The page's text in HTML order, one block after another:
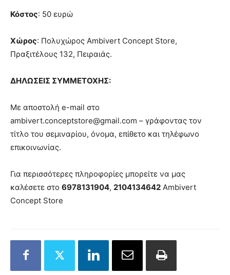
Κόστος: 50 ευρώ
Χώρος: Πολυχώρος Ambivert Concept Store,
Πραξιτέλους 132, Πειραιάς.
ΔΗΛΩΣΕΙΣ ΣΥΜΜΕΤΟΧΗΣ:
Με αποστολή e-mail στο
ambivert.conceptstore@gmail.com – γράφοντας τον
τίτλο του σεμιναρίου, όνομα, επίθετο και τηλέφωνο
επικοινωνίας.
Για περισσότερες πληροφορίες μπορείτε να μας
καλέσετε στο 6978131904, 2104134642 Ambivert
Concept Store